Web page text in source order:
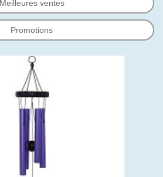
Meilleures ventes
Promotions